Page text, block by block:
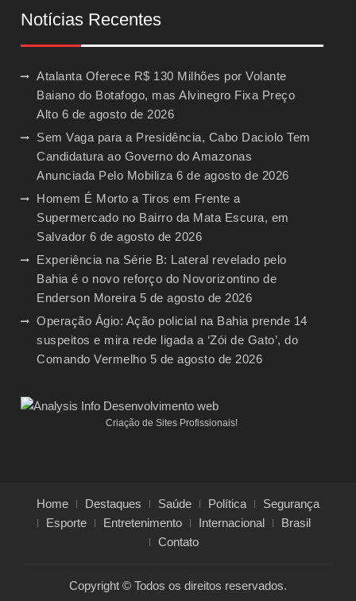
Notícias Recentes
Atalanta Oferece R$ 130 Milhões por Volante
Baiano do Botafogo, mas Alvinegro Fixa Preço
Alto 6 de agosto de 2026
Sem Vaga para a Presidência, Cabo Daciolo Tem
Candidatura ao Governo do Amazonas
Anunciada Pelo Mobiliza 6 de agosto de 2026
Homem É Morto a Tiros em Frente a
Supermercado no Bairro da Mata Escura, em
Salvador 6 de agosto de 2026
Experiência na Série B: Lateral revelado pelo
Bahia é o novo reforço do Novorizontino de
Enderson Moreira 5 de agosto de 2026
Operação Ágio: Ação policial na Bahia prende 14
suspeitos e mira rede ligada a ‘Zói de Gato’, do
Comando Vermelho 5 de agosto de 2026
Criação de Sites Profissionais!
Home Destaques Saúde Política
Segurança
Esporte
Entretenimento Internacional
Brasil
Contato
Copyright © Todos os direitos reservados.